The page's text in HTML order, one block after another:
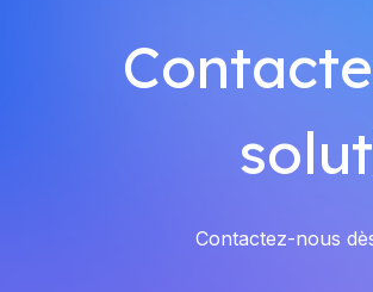
Contactez-nous